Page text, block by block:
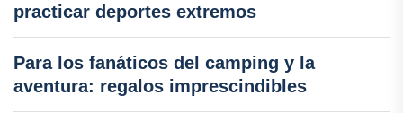
practicar deportes extremos
Para los fanáticos del camping y la
aventura: regalos imprescindibles